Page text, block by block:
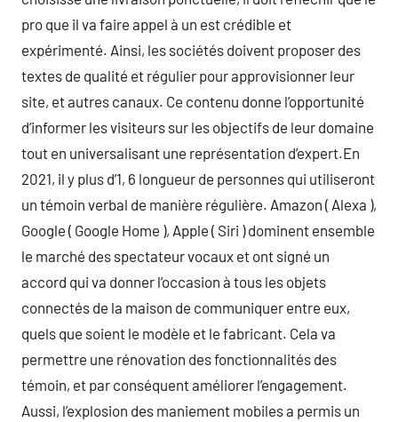
pro que il va faire appel à un est crédible et
expérimenté. Ainsi, les sociétés doivent proposer des
textes de qualité et régulier pour approvisionner leur
site, et autres canaux. Ce contenu donne l’opportunité
d’informer les visiteurs sur les objectifs de leur domaine
tout en universalisant une représentation d’expert.En
2021, il y plus d’1, 6 longueur de personnes qui utiliseront
un témoin verbal de manière régulière. Amazon ( Alexa ),
Google ( Google Home ), Apple ( Siri ) dominent ensemble
le marché des spectateur vocaux et ont signé un
accord qui va donner l’occasion à tous les objets
connectés de la maison de communiquer entre eux,
quels que soient le modèle et le fabricant. Cela va
permettre une rénovation des fonctionnalités des
témoin, et par conséquent améliorer l’engagement.
Aussi, l’explosion des maniement mobiles a permis un